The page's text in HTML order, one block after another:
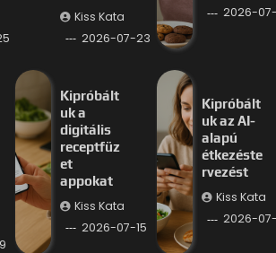
Kiss Kata
2026-07-23
2026-
Kipróbált
uk a
digitális
receptfüz
et
appokat
Kiss Kata
2026-07-15
Kipróbált
uk az AI-
alapú
étkezéste
rvezést
Kiss Kata
2026-